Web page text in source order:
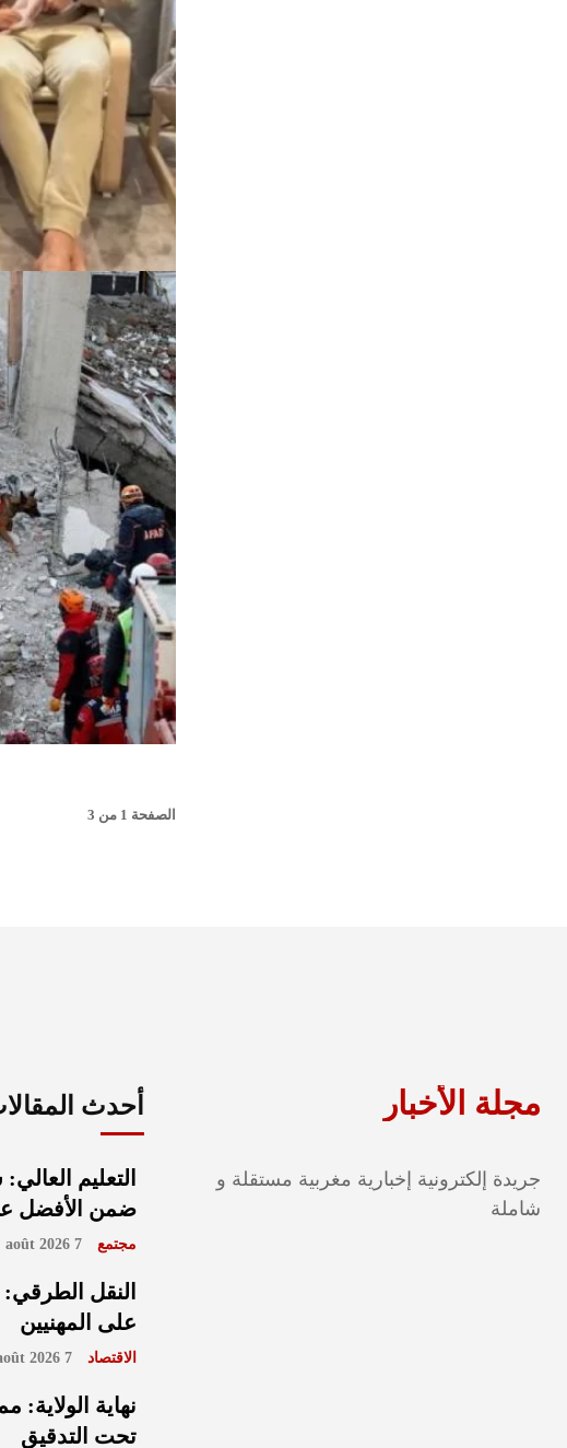
الصفحة 1 من 3
أحدث
التعليم
ضمن الأفضل
مجتمع 7 août 2026
النقل
على المهنيين
الاقتصاد 7 août 2026
نهاية
تحت التدقيق
مجلة الأخبار
جريدة إلكترونية إخبارية مغربية مستقلة و
شاملة